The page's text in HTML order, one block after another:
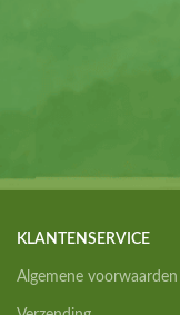
KLANTENSERVICE
Algemene voorwaarden